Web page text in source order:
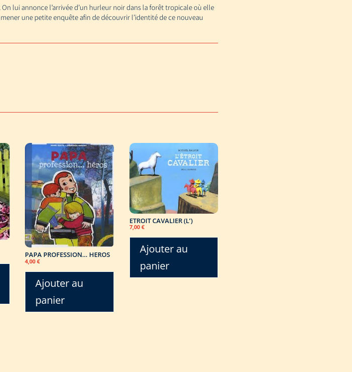
lui annonce l’arrivée d’un hurleur noir dans la forêt tropicale où elle
une petite enquête afin de découvrir l’identité de ce nouveau
PAPA PROFESSION… HEROS
4,00€
Ajouter au
panier
ETROIT CAVALIER (L’)
7,00 €
Ajouter au
panier